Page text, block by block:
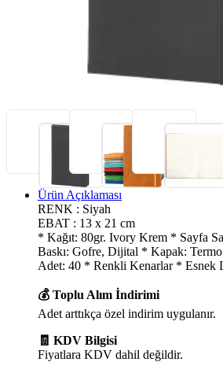
Ürün Açıklaması
RENK : Siyah
EBAT : 13 x 21 cm
* Kağıt: 80gr. Ivory Krem * Sayfa
Baskı: Gofre, Dijital * Kapak:
Adet: 40 * Renkli Kenarlar * Esnek
💰 Toplu Alım İndirimi
Adet arttıkça özel indirim uygulanır.
🧾 KDV Bilgisi
Fiyatlara KDV dahil değildir.